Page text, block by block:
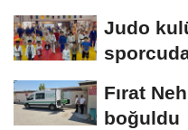
Judo
Fırat
boğuldu